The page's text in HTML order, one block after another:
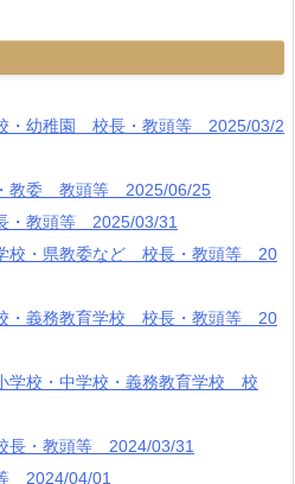
・幼稚園 校長・教頭等 2025/03/2
教委 教頭等 2025/06/25
教頭等 2025/03/31
校・県教委など 校長・教頭等 20
・義務教育学校 校長・教頭等 20
学校・中学校・義務教育学校 校
・教頭等 2024/03/31
2024/04/01